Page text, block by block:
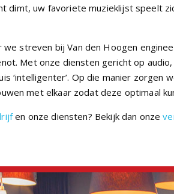
dimt, uw favoriete muzieklijst speelt
streven bij Van den Hoogen
Met onze diensten gericht op
‘intelligenter’. Op die manier zorgen
met elkaar zodat deze optimaal
en onze diensten? Bekijk dan onze